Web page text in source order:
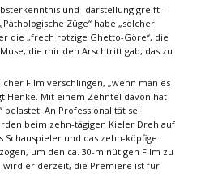
und -darstellung greift –
Züge“ habe „solcher
die „frech rotzige Ghetto-Göre“, die
die mir den Arschtritt gab, das zu
Film verschlingen, „wenn man es
Henke. Mit einem Zehntel davon hat
belastet. An Professionalität sei
beim zehn-tägigen Kieler Dreh auf
Schauspieler und das zehn-köpfige
um den ca. 30-minütigen Film zu
wird er derzeit, die Premiere ist für